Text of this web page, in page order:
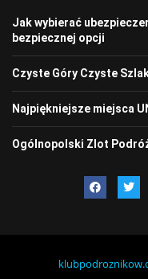
Jak wybierać
bezpiecznej opcji
Czyste Góry Czyste
Najpiękniejsze miejsca
Ogólnopolski Zlot